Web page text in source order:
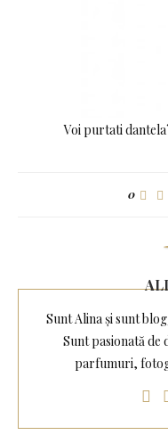
Voi purtati
0
Sunt Alina și sunt
Sunt pasionată de
parfumuri,